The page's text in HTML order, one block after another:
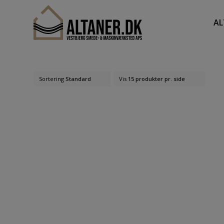
Sortering Standard Vis 15 produkter pr. side